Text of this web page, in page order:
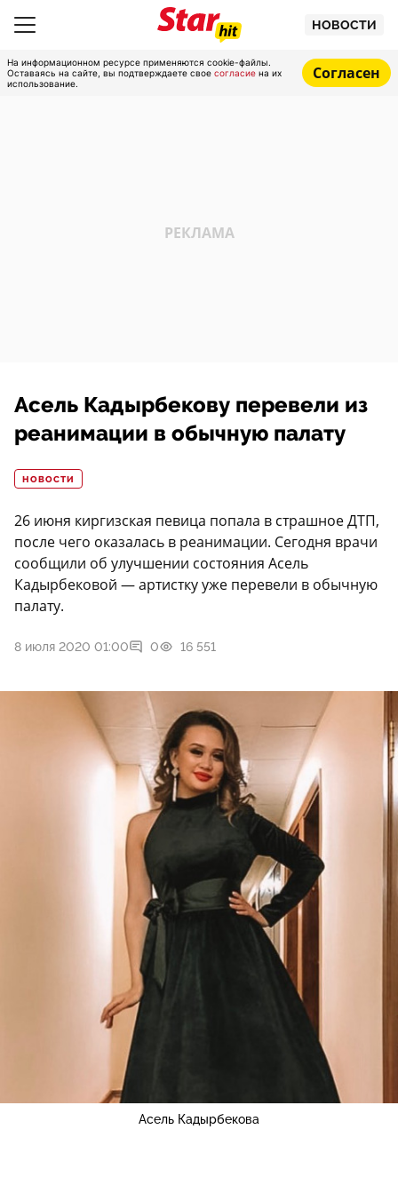
НОВОСТИ
На информационном ресурсе применяются cookie-файлы.
Оставаясь на сайте, вы подтверждаете свое согласие на их
использование.
Согласен
Асель Кадырбекову перевели из
реанимации в обычную палату
НОВОСТИ
26 июня киргизская певица попала в страшное ДТП,
после чего оказалась в реанимации. Сегодня врачи
сообщили об улучшении состояния Асель
Кадырбековой — артистку уже перевели в обычную
палату.
8 июля 2020 01:00 0 16 551
Асель Кадырбекова